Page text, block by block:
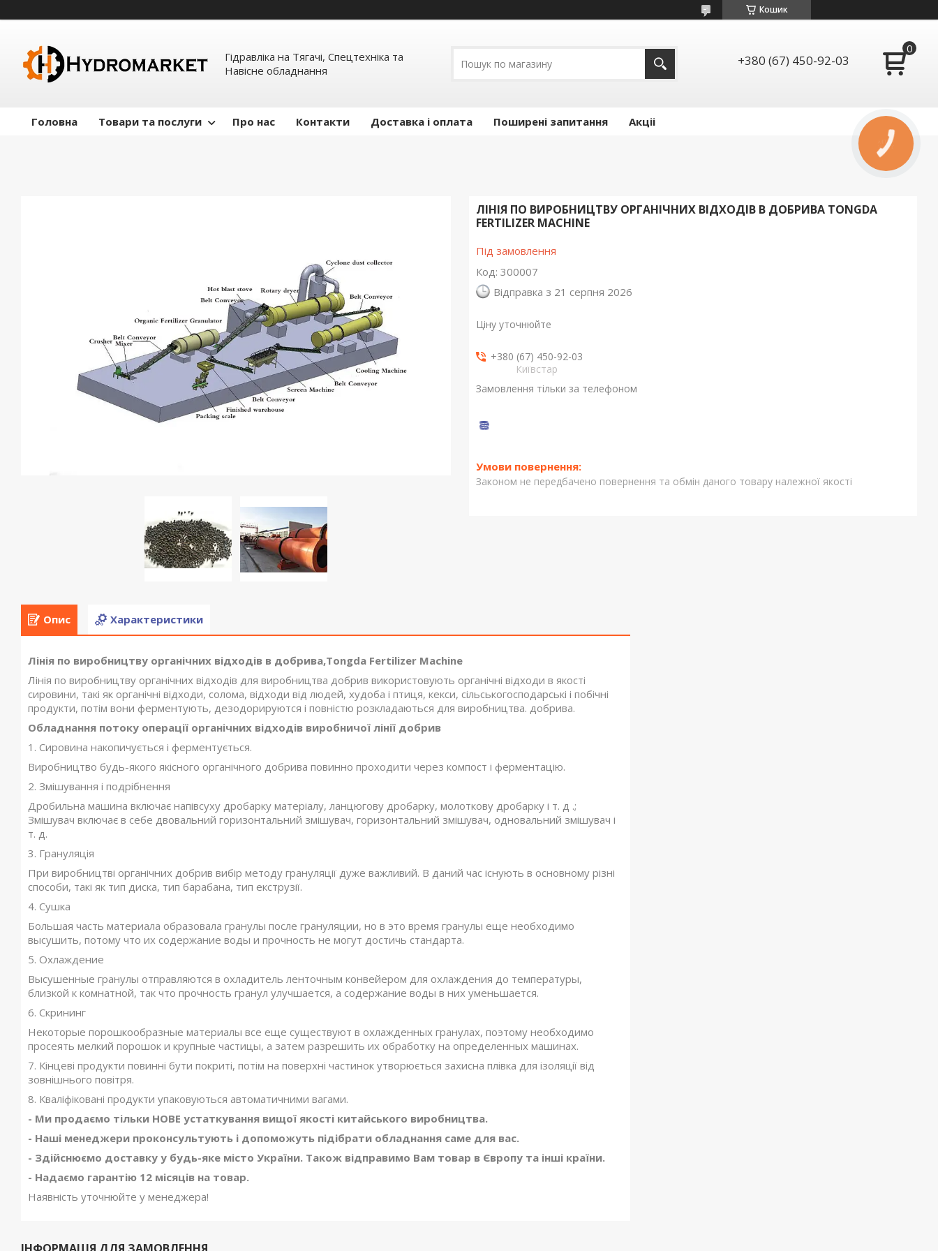
Кошик
Гідравліка на Тягачі, Спецтехніка та
Навісне обладнання
+380 (67) 450-92-03
Головна Товари та послуги Про нас Контакти Доставка і оплата Поширені запитання Акціі
ЛІНІЯ ПО ВИРОБНИЦТВУ ОРГАНІЧНИХ ВІДХОДІВ В ДОБРИВА TONGDA
FERTILIZER MACHINE
Під замовлення
Код: 300007
Відправка з 21 серпня 2026
Ціну уточнюйте
+380 (67) 450-92-03
Київстар
Замовлення тільки за телефоном
Законом не передбачено повернення та обмін даного товару належної якості
Опис Характеристики
Лінія по виробництву органічних відходів в добрива,Tongda Fertilizer Machine
Лінія по виробництву органічних відходів для виробництва добрив використовують органічні відходи в якості
сировини, такі як органічні відходи, солома, відходи від людей, худоба і птиця, кекси, сільськогосподарські і побічні
продукти, потім вони ферментують, дезодорируются і повністю розкладаються для виробництва. добрива.
Обладнання потоку операції органічних відходів виробничої лінії добрив
1. Сировина накопичується і ферментується.
Виробництво будь-якого якісного органічного добрива повинно проходити через компост і ферментацію.
2. Змішування і подрібнення
Дробильна машина включає напівсуху дробарку матеріалу, ланцюгову дробарку, молоткову дробарку і т. д .;
Змішувач включає в себе двовальний горизонтальний змішувач, горизонтальний змішувач, одновальний змішувач і
т. д.
3. Грануляція
При виробництві органічних добрив вибір методу грануляції дуже важливий. В даний час існують в основному різні
способи, такі як тип диска, тип барабана, тип екструзії.
4. Сушка
Большая часть материала образовала гранулы после грануляции, но в это время гранулы еще необходимо
высушить, потому что их содержание воды и прочность не могут достичь стандарта.
5. Охлаждение
Высушенные гранулы отправляются в охладитель ленточным конвейером для охлаждения до температуры,
близкой к комнатной, так что прочность гранул улучшается, а содержание воды в них уменьшается.
6. Скрининг
Некоторые порошкообразные материалы все еще существуют в охлажденных гранулах, поэтому необходимо
просеять мелкий порошок и крупные частицы, а затем разрешить их обработку на определенных машинах.
7. Кінцеві продукти повинні бути покриті, потім на поверхні частинок утворюється захисна плівка для ізоляції від
зовнішнього повітря.
8. Кваліфіковані продукти упаковуються автоматичними вагами.
- Ми продаємо тільки НОВЕ устаткування вищої якості китайського виробництва.
- Наші менеджери проконсультують і допоможуть підібрати обладнання саме для вас.
- Здійснюємо доставку у будь-яке місто України. Також відправимо Вам товар в Європу та інші країни.
- Надаємо гарантію 12 місяців на товар.
Наявність уточнюйте у менеджера!
КНОПКА
ЗВ'ЯЗКУ